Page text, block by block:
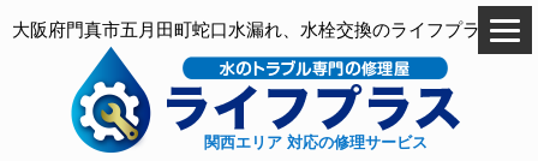
大阪府門真市五月田町蛇口水漏れ、水栓交換のライフプラス
関西エリア 対応の修理サービス